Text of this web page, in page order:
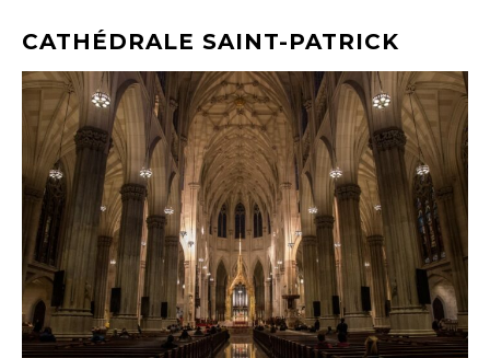
CATHÉDRALE SAINT-PATRICK